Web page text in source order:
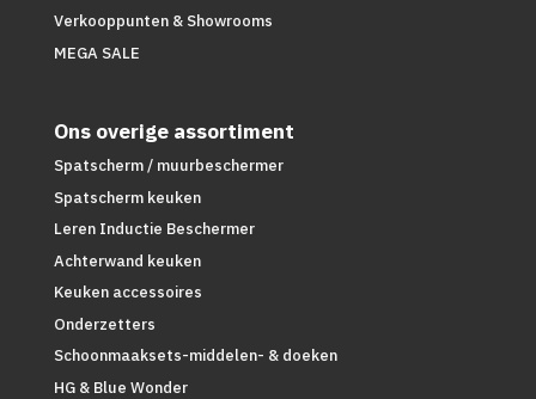
Verkooppunten & Showrooms
MEGA SALE
Ons overige assortiment
Spatscherm / muurbeschermer
Spatscherm keuken
Leren Inductie Beschermer
Achterwand keuken
Keuken accessoires
Onderzetters
Schoonmaaksets-middelen- & doeken
HG & Blue Wonder